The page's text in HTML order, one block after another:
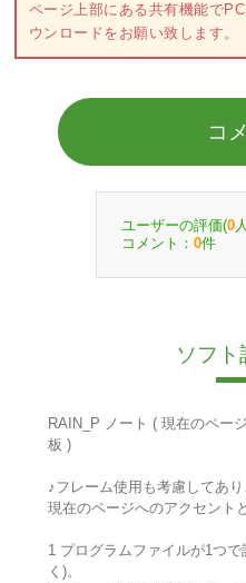
ページ上部にある共有機能で
ウンロードをお願い致します。
コ
ユーザーの評価(0
コメント： 0件
ソフト
RAIN_P ノート ( 現在のペー
板 )
♪フレーム使用も考慮してあり
現在のページへのアクセント
1 プログラムファイルが1つ
く)。